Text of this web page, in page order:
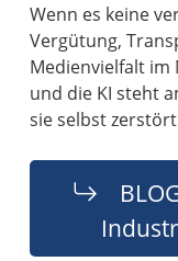
Wenn es keine
Vergütung,
Medienvielfalt im
und die KI steht
sie selbst